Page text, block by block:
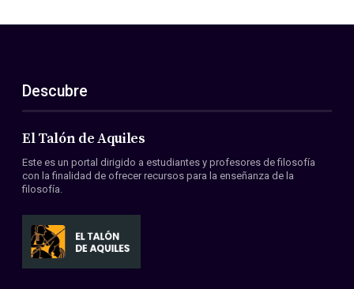
Descubre
El Talón de Aquiles
Este es un portal dirigido a estudiantes y profesores de filosofía
con la finalidad de ofrecer recursos para la enseñanza de la
filosofía.